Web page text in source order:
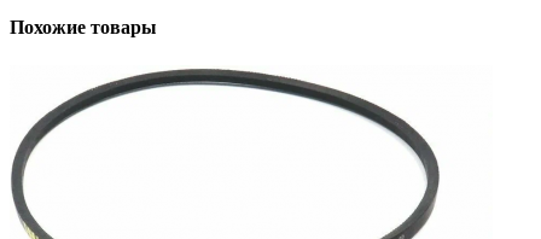
Похожие товары